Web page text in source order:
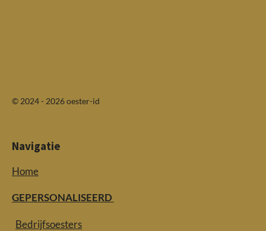
© 2024 - 2026 oester-id
Navigatie
Home
GEPERSONALISEERD
Bedrijfsoesters